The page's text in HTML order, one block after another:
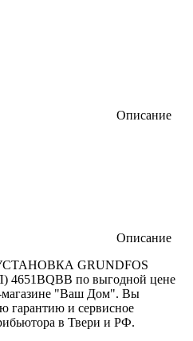
Описание
Описание
GRUNDFOS
4651BQBB по выгодной цене
магазине "Ваш Дом". Вы
гарантию и сервисное
в Твери и РФ.